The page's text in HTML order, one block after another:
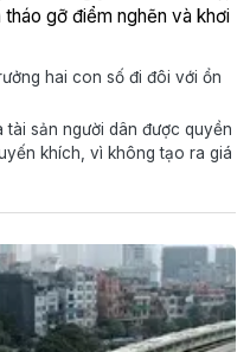
gỡ điểm nghẽn và khơi
hai con số đi đôi với ổn
tài sản người dân được quyền
khích, vì không tạo ra giá